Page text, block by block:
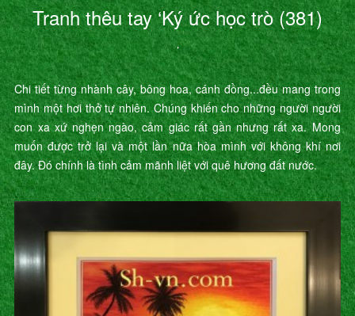
Tranh thêu tay ‘Ký ức học trò (381)
’
Chi tiết từng nhành cây, bông hoa, cánh đồng...đều mang trong
mình một hơi thở tự nhiên. Chúng khiến cho những người người
con xa xứ nghẹn ngào, cảm giác rất gần nhưng rất xa. Mong
muốn được trở lại và một lần nữa hòa mình với không khí nơi
đây. Đó chính là tình cảm mãnh liệt với quê hương đất nước.